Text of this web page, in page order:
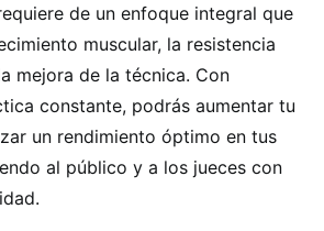
de un enfoque integral que
muscular, la resistencia
mejora de la técnica. Con
constante, podrás aumentar tu
un rendimiento óptimo en tus
al público y a los jueces con